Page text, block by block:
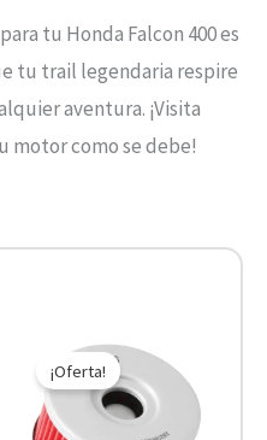
tu Honda Falcon 400 es
tu trail legendaria respire
aventura. ¡Visita
motor como se debe!
¡Oferta!
precio
original
era:
$7.590.
precio
actual
es:
$3.795.